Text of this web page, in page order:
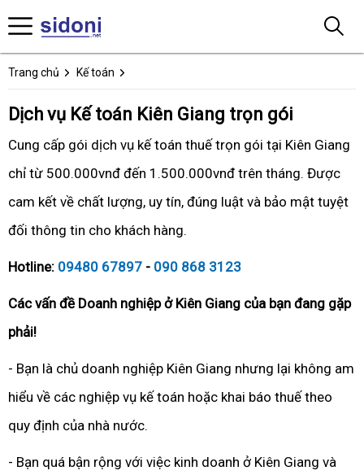
Trang chủ Kế toán
Dịch vụ Kế toán Kiên Giang trọn gói
Cung cấp gói dịch vụ kế toán thuế trọn gói tại Kiên Giang
chỉ từ 500.000vnđ đến 1.500.000vnđ trên tháng. Được
cam kết về chất lượng, uy tín, đúng luật và bảo mật tuyệt
đối thông tin cho khách hàng.
Hotline: 09480 67897 - 090 868 3123
Các vấn đề Doanh nghiệp ở Kiên Giang của bạn đang gặp
phải!
- Bạn là chủ doanh nghiệp Kiên Giang nhưng lại không am
hiểu về các nghiệp vụ kế toán hoặc khai báo thuế theo
quy định của nhà nước.
- Bạn quá bận rộng với việc kinh doanh ở Kiên Giang và